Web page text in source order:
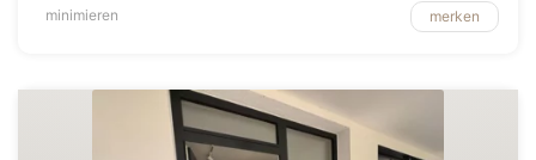
minimieren merken